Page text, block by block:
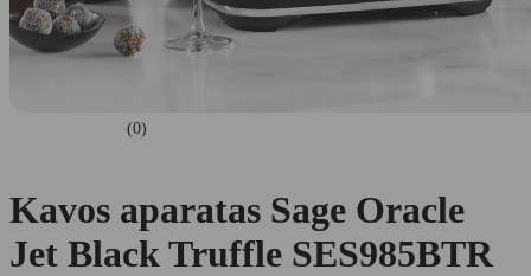
(0)
Kavos aparatas Sage Oracle
Jet Black Truffle SES985BTR